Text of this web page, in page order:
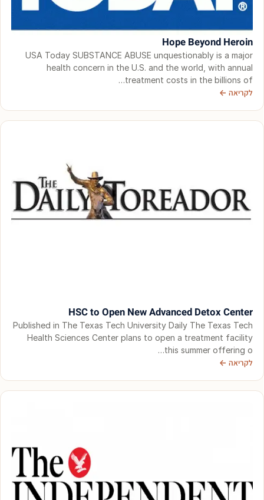
Hope Beyond Heroin
USA Today SUBSTANCE ABUSE unquestionably is a major
health concern in the U.S. and the world, with annual
treatment costs in the billions of…
לקריאה ←
HSC to Open New Advanced Detox Center
Published in The Texas Tech University Daily The Texas Tech
Health Sciences Center plans to open a treatment facility
this summer offering o…
לקריאה ←